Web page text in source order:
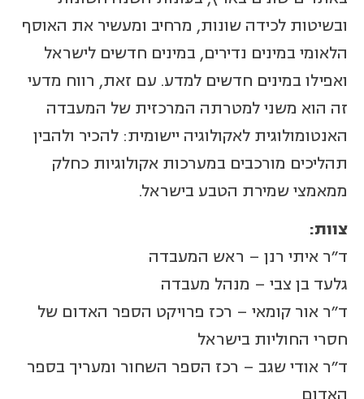
ובשיטות לכידה שונות, מרחיב ומעשיר את האוסף
הלאומי במינים נדירים, במינים חדשים לישראל
ואפילו במינים חדשים למדע. עם זאת, רווח מדעי
זה הוא משני למטרתה המרכזית של המעבדה
האנטומולוגית לאקולוגיה יישומית: להכיר ולהבין
תהליכים מורכבים במערכות אקולוגיות כחלק
ממאמצי שמירת הטבע בישראל.
צוות:
ד"ר איתי רנן – ראש המעבדה
גלעד בן צבי – מנהל מעבדה
ד"ר אור קומאי – רכז פרויקט הספר האדום של
חסרי החוליות בישראל
ד"ר אודי שגב – רכז הספר השחור ומעריך בספר